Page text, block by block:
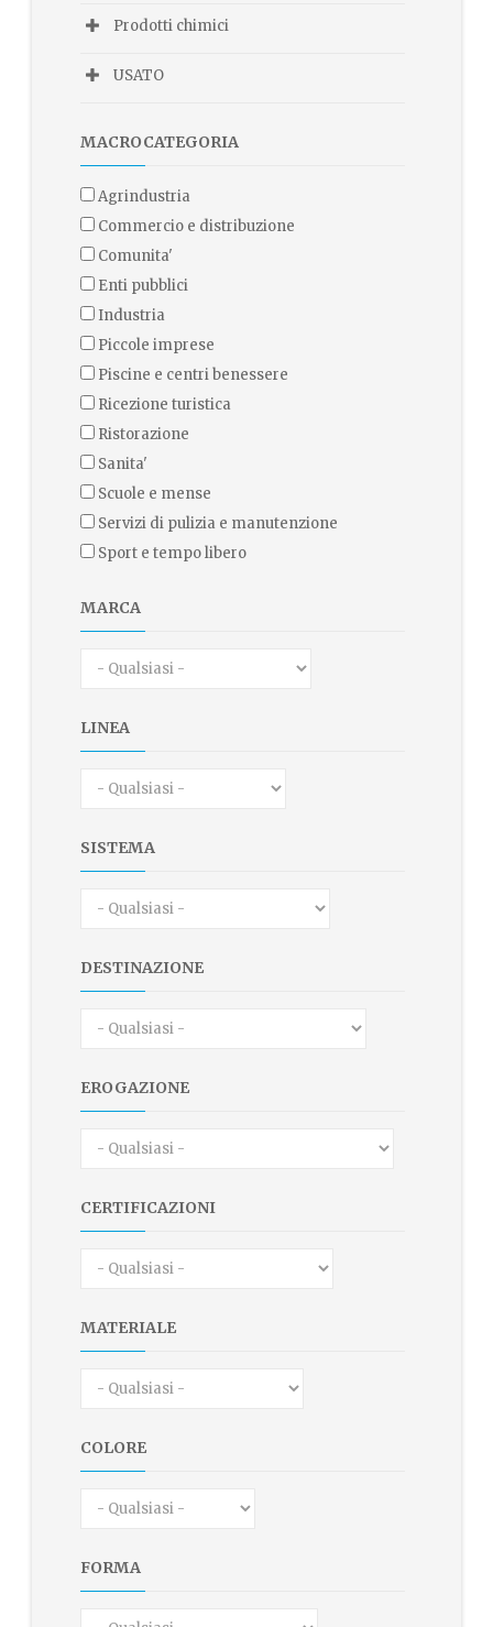
Prodotti chimici
USATO
MACROCATEGORIA
agrindustria
commercio e distribuzione
comunita'
enti pubblici
industria
piccole imprese
piscine e centri benessere
ricezione turistica
ristorazione
sanita'
scuole e mense
servizi di pulizia e manutenzione
sport e tempo libero
MARCA
LINEA
SISTEMA
DESTINAZIONE
EROGAZIONE
CERTIFICAZIONI
MATERIALE
COLORE
FORMA